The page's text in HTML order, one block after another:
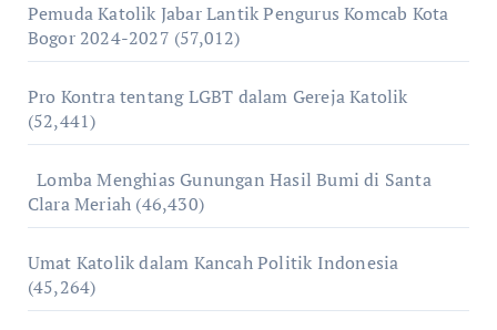
Pemuda Katolik Jabar Lantik Pengurus Komcab Kota
Bogor 2024-2027 (57,012)
Pro Kontra tentang LGBT dalam Gereja Katolik
(52,441)
Lomba Menghias Gunungan Hasil Bumi di Santa
Clara Meriah (46,430)
Umat Katolik dalam Kancah Politik Indonesia
(45,264)